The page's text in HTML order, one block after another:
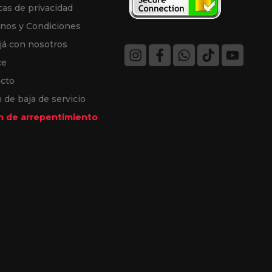
de privacidad
y Condiciones
con nosotros
de baja de servicio
de arrepentimiento